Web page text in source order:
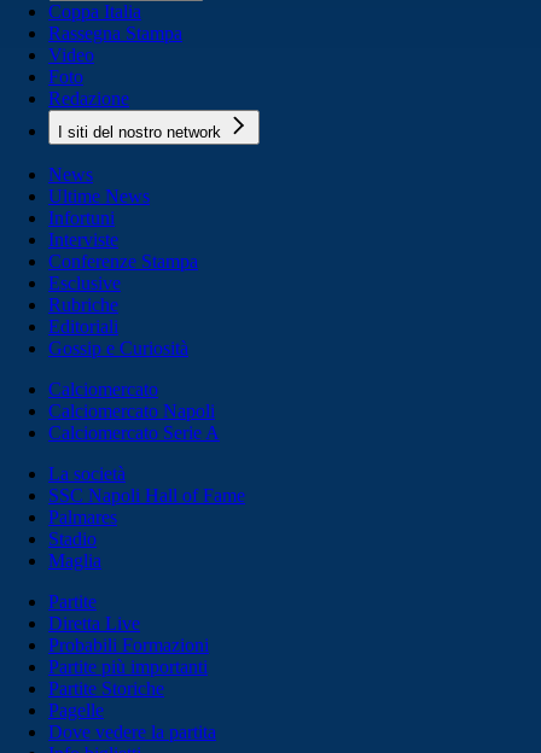
Coppa Italia
Rassegna Stampa
Video
Foto
Redazione
I siti del nostro network
News
Ultime News
Infortuni
Interviste
Conferenze Stampa
Esclusive
Rubriche
Editoriali
Gossip e Curiosità
Calciomercato
Calciomercato Napoli
Calciomercato Serie A
La società
SSC Napoli Hall of Fame
Palmares
Stadio
Maglia
Partite
Diretta Live
Probabili Formazioni
Partite più importanti
Partite Storiche
Pagelle
Dove vedere la partita